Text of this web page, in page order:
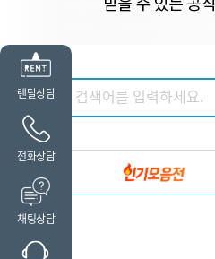
렌탈상담
전화상담
채팅상담